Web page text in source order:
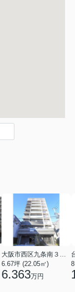
大阪市西区九条南３丁目
6.67坪 (22.05㎡)
6.363万円